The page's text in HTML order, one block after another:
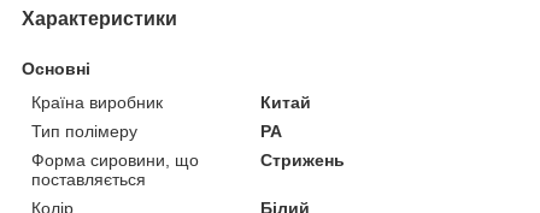
Характеристики
Основні
Країна виробник
Китай
Тип полімеру
PA
Форма сировини, що
поставляється
Стрижень
Колір Білий